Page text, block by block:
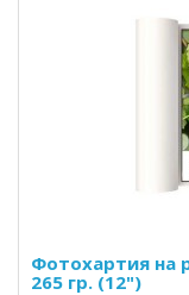
Фотохартия на
265 гр. (12")